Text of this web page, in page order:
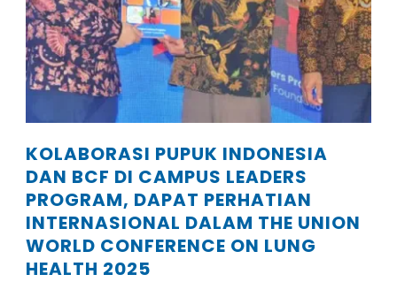
KOLABORASI PUPUK INDONESIA
DAN BCF DI CAMPUS LEADERS
PROGRAM, DAPAT PERHATIAN
INTERNASIONAL DALAM THE UNION
WORLD CONFERENCE ON LUNG
HEALTH 2025